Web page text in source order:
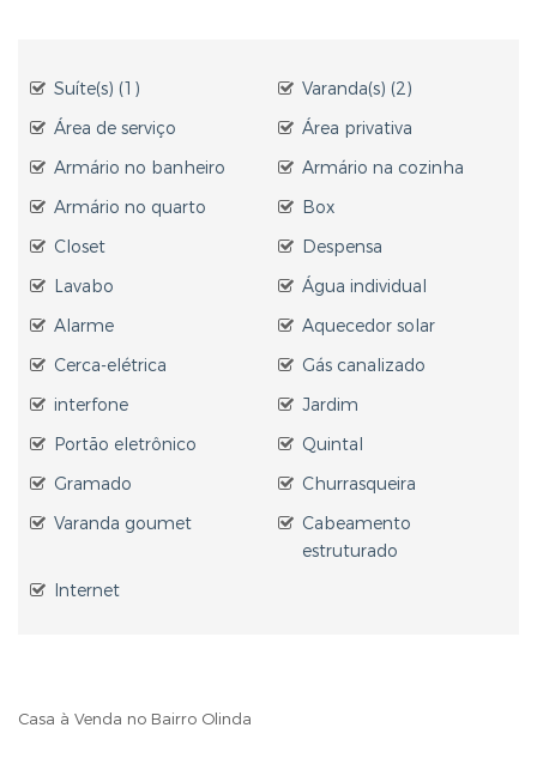
Suíte(s) (1)
Varanda(s) (2)
Área de serviço
Área privativa
Armário no banheiro
Armário na cozinha
Armário no quarto
Box
Closet
Despensa
Lavabo
Água individual
Alarme
Aquecedor solar
Cerca-elétrica
Gás canalizado
interfone
Jardim
Portão eletrônico
Quintal
Gramado
Churrasqueira
Varanda goumet
Cabeamento
estruturado
Internet
Casa à Venda no Bairro Olinda